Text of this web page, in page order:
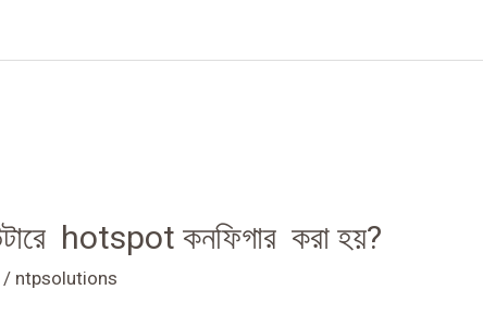
hotspot কনফিগার করা হয়?
/ ntpsolutions